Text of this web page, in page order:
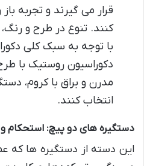
قرار می گیرند و تجربه
کنند. تنوع در طرح و رنگ،
با توجه به سبک کلی
دکوراسیون روستیک با
مدرن و براق با کروم،
انتخاب کنند.
دستگیره های دو پیچ: استحکام
این دسته از دستگیره ها که